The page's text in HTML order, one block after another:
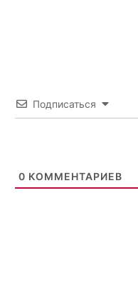
Установите
окончании сроков!
Установить
Подписаться
0 КОММЕНТАРИЕВ